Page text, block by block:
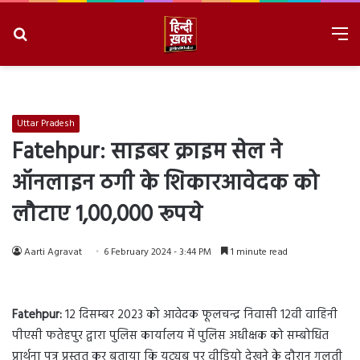
Uttar Pradesh
Fatehpur: साइबर क्राइम सेल ने
ऑनलाइन ठगी के शिकारआवेदक को
लौटाए 1,00,000 रूपये
Aarti Agravat 6 February 2024 - 3:44 PM 1 minute read
Fatehpur:12 दिसम्बर 2023 को आवेदक फूलचन्द्र निवासी 12वी वाहिनी
पीएसी फतेहपुर द्वारा पुलिस कार्यालय में पुलिस अधीक्षक को सम्बोधित